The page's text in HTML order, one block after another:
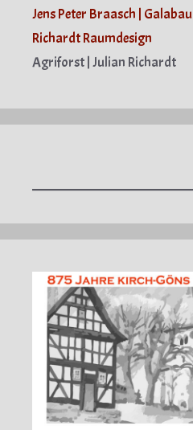
Jens Peter Braasch | Galabau
Richardt Raumdesign
Agriforst | Julian Richardt